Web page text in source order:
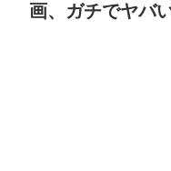
画、ガチでヤバ